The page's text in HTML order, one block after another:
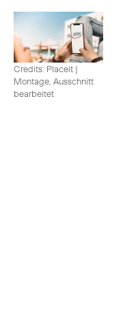
Credits: Placeit |
Montage, Ausschnitt
bearbeitet